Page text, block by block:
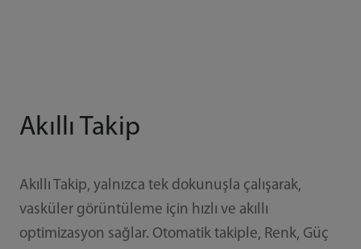
Akıllı Takip
Akıllı Takip, yalnızca tek dokunuşla çalışarak,
vasküler görüntüleme için hızlı ve akıllı
optimizasyon sağlar. Otomatik takiple, Renk, Güç